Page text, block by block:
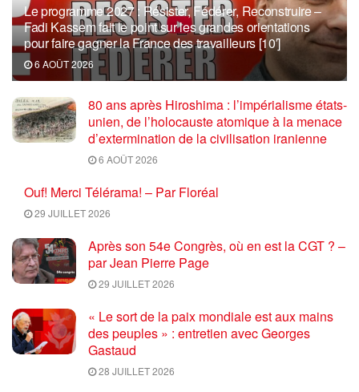
Le programme 2027 : Résister, Fédérer, Reconstruire –
Fadi Kassem fait le point sur les grandes orientations
pour faire gagner la France des travailleurs [10′]
6 AOÛT 2026
80 ans après Hiroshima : l’impérialisme états-
unien, de l’holocauste atomique à la menace
d’extermination de la civilisation iranienne
6 AOÛT 2026
Ouf! Merci Télérama! – Par Floréal
29 JUILLET 2026
Après son 54e Congrès, où en est la CGT ? –
par Jean Pierre Page
29 JUILLET 2026
« Le sort de la paix mondiale est aux mains
des peuples » : entretien avec Georges
Gastaud
28 JUILLET 2026